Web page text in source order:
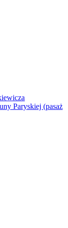
Paryskiej (pasaż